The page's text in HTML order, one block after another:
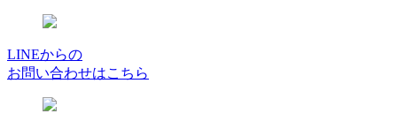
LINEからの
お問い合わせはこちら